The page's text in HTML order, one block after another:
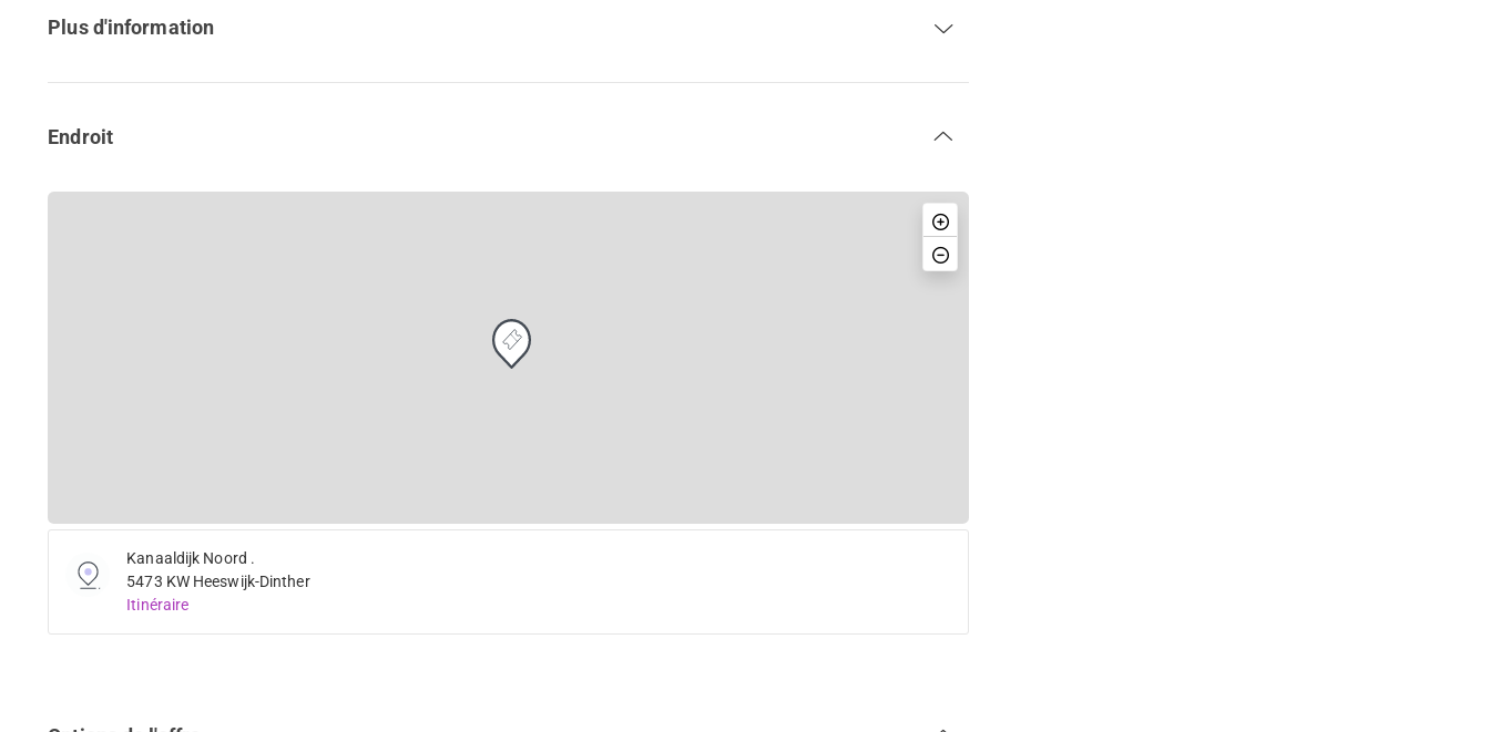
Plus d'information
Endroit
Kanaaldijk Noord .
5473 KW Heeswijk-Dinther
Itinéraire